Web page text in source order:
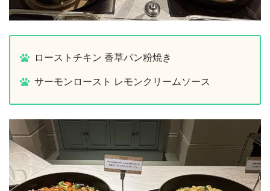
ローストチキン 香草パン粉焼き
サーモンロースト レモンクリームソース